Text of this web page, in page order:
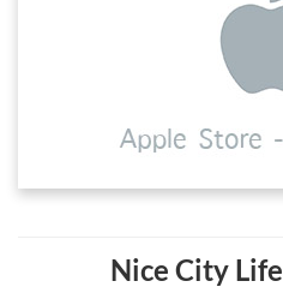
Nice City Life